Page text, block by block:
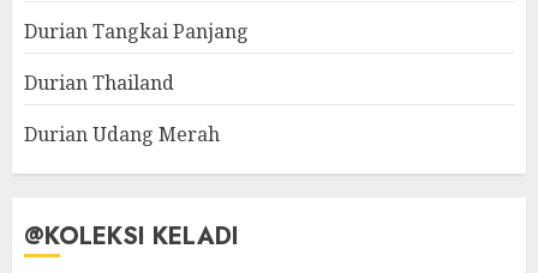
Durian Tangkai Panjang
Durian Thailand
Durian Udang Merah
@KOLEKSI KELADI